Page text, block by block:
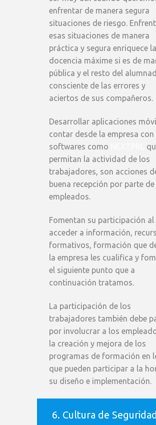
enfrentar de manera segura
situaciones de riesgo.
esas situaciones de manera
práctica y segura enriquece la
docencia máxime si es de
pública y el resto del
consciente de las errores y
aciertos de sus compañeros.
Desarrollar aplicaciones
contar desde la empresa con
softwares como
permitan la actividad de los
trabajadores, son acciones
buena recepción por parte
empleados.
Fomentan su participación al
acceder a información,
formativos, formación que
la empresa les cualifica y
el siguiente punto que a
continuación tratamos.
La participación de los
trabajadores también debe
por involucrar a los
la creación y mejora de los
programas de formación en
que pueden participar a la
su diseño e implementación.
6. Cultura de Seguridad